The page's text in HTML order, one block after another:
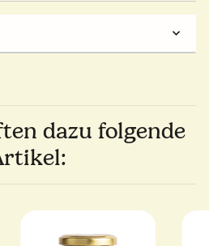
dazu folgende